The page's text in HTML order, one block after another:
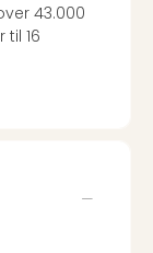
43.000
16